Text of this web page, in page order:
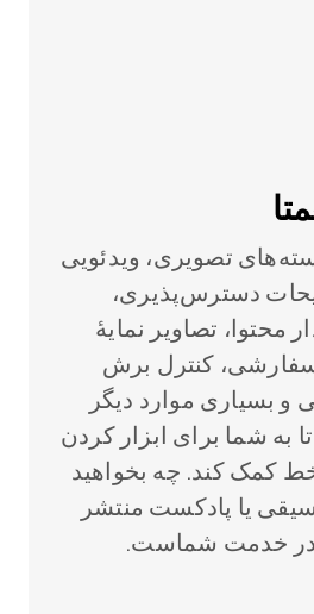
تصویری، ویدئویی
دسترس‌پذیری،
تصاویر نمایهٔ
کنترل برش
و بسیاری موارد دیگر
به شما برای ابزار کردن
کمک کند. چه بخواهید
یا پادکست منتشر
در خدمت شماست.